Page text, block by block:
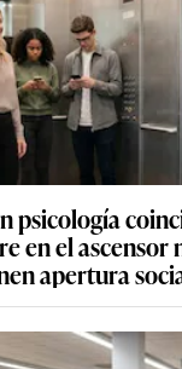
psicología
en el ascensor
apertura